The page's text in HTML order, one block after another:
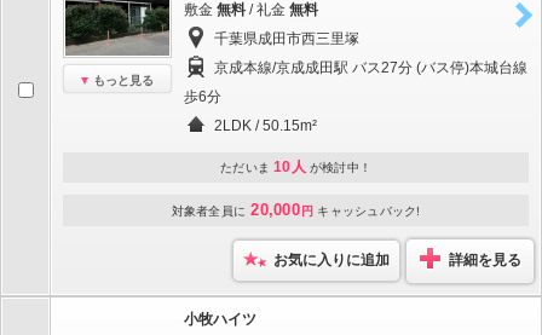
もっと見る
敷金 無料 / 礼金 無料
千葉県成田市西三里塚
京成本線/京成成田駅 バス27分 (バス停)本城台線
歩6分
2LDK / 50.15m²
ただいま 10人 が検討中！
対象者全員に 20,000 円 キャッシュバック!
お気に入りに追加 詳細を見る
小牧ハイツ